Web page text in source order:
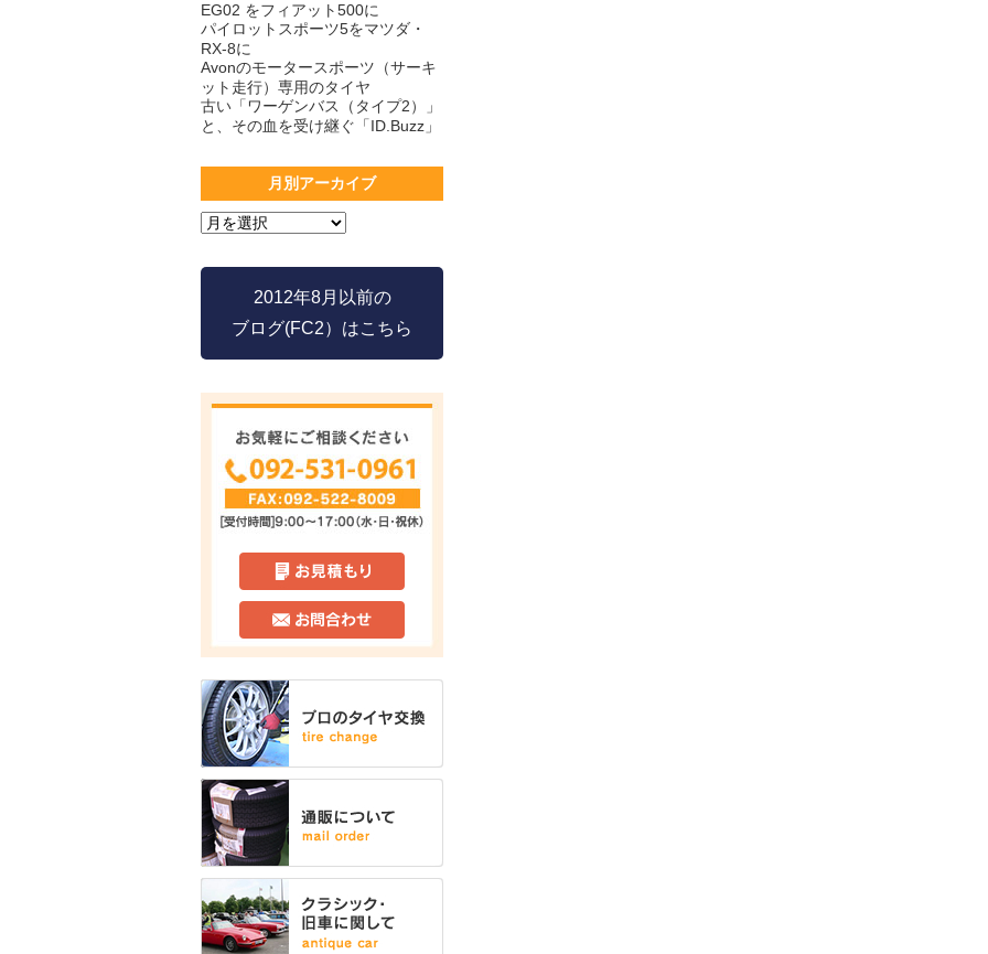
EG02 をフィアット500に
パイロットスポーツ5をマツダ・
RX-8に
Avonのモータースポーツ（サーキ
ット走行）専用のタイヤ
古い「ワーゲンバス（タイプ2）」
と、その血を受け継ぐ「ID.Buzz」
月別アーカイブ
2012年8月以前の
ブログ(FC2）はこちら